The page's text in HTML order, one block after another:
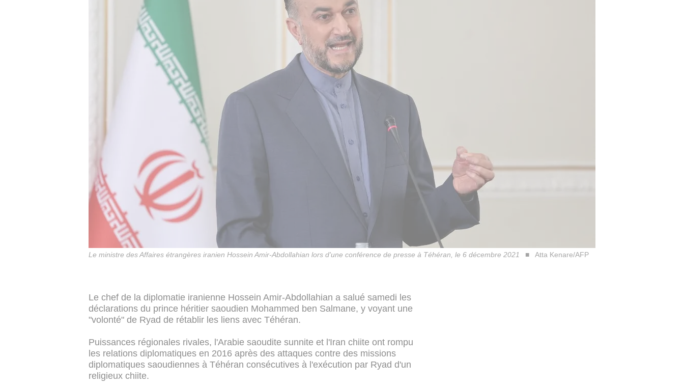
Le ministre des Affaires étrangères iranien Hossein Amir-Abdollahian lors d'une conférence de presse à Téhéran, le 6 décembre 2021 Atta Kenare/AFP
Le chef de la diplomatie iranienne Hossein Amir-Abdollahian a salué samedi les
déclarations du prince héritier saoudien Mohammed ben Salmane, y voyant une
"volonté" de Ryad de rétablir les liens avec Téhéran.
Puissances régionales rivales, l'Arabie saoudite sunnite et l'Iran chiite ont rompu
les relations diplomatiques en 2016 après des attaques contre des missions
diplomatiques saoudiennes à Téhéran consécutives à l'exécution par Ryad d'un
religieux chiite.